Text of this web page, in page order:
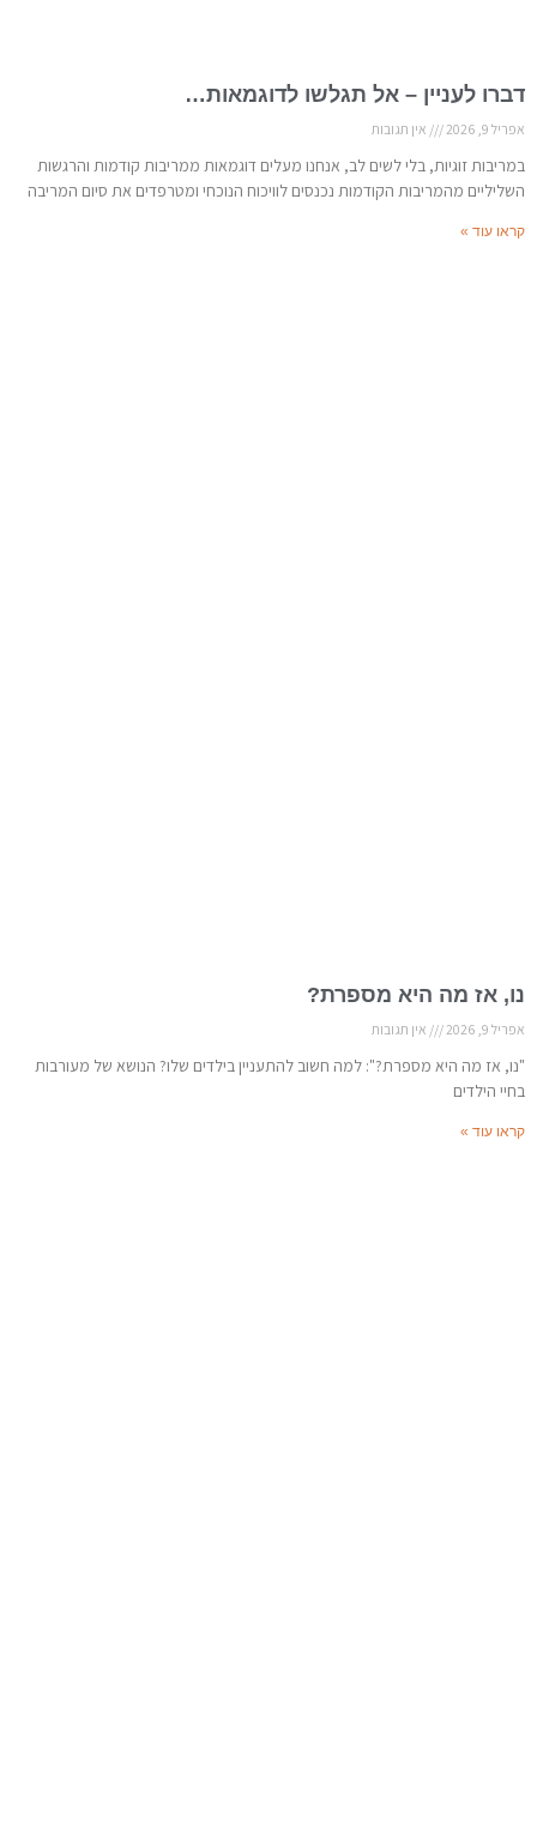
דברו לעניין – אל תגלשו לדוגמאות…
אפריל 9, 2026 אין תגובות
במריבות זוגיות, בלי לשים לב, אנחנו מעלים דוגמאות ממריבות קודמות והרגשות
השליליים מהמריבות הקודמות נכנסים לוויכוח הנוכחי ומטרפדים את סיום המריבה
קראו עוד »
נו, אז מה היא מספרת?
אפריל 9, 2026 אין תגובות
"נו, אז מה היא מספרת?": למה חשוב להתעניין בילדים שלו? הנושא של מעורבות
בחיי הילדים
קראו עוד »